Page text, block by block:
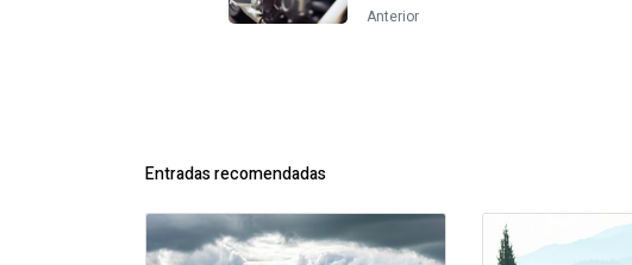
Anterior
Entradas recomendadas